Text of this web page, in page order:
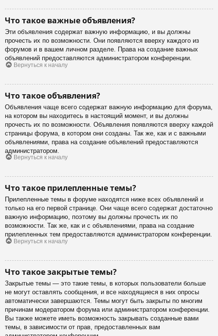
Что такое важные объявления?
Эти объявления содержат важную информацию, и вы должны
прочесть их по возможности. Они появляются вверху каждого из
форумов и в вашем личном разделе. Права на создание важных
объявлений предоставляются администратором конференции.
Вернуться к началу
Что такое объявления?
Объявления чаще всего содержат важную информацию для форума,
на котором вы находитесь в настоящий момент, и вы должны
прочесть их по возможности. Объявления появляются вверху каждой
страницы форума, в котором они созданы. Так же, как и с важными
объявлениями, права на создание объявлений предоставляются
администратором.
Вернуться к началу
Что такое прилепленные темы?
Прилепленные темы в форуме находятся ниже всех объявлений и
только на его первой странице. Они чаще всего содержат достаточно
важную информацию, поэтому вы должны прочесть их по
возможности. Так же, как и с объявлениями, права на создание
прилепленных тем предоставляются администратором конференции.
Вернуться к началу
Что такое закрытые темы?
Закрытые темы — это такие темы, в которых пользователи больше
не могут оставлять сообщения, и все находящиеся в них опросы
автоматически завершаются. Темы могут быть закрыты по многим
причинам модератором форума или администратором конференции.
Вы также можете иметь возможность закрывать созданные вами
темы, в зависимости от прав, предоставленных вам